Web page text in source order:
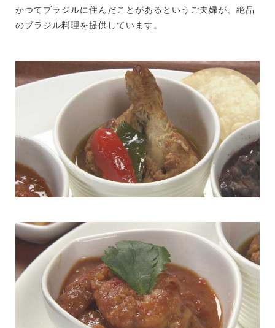
かつてブラジルに住んだことがあるというご夫婦が、絶品
のブラジル料理を提供しています。